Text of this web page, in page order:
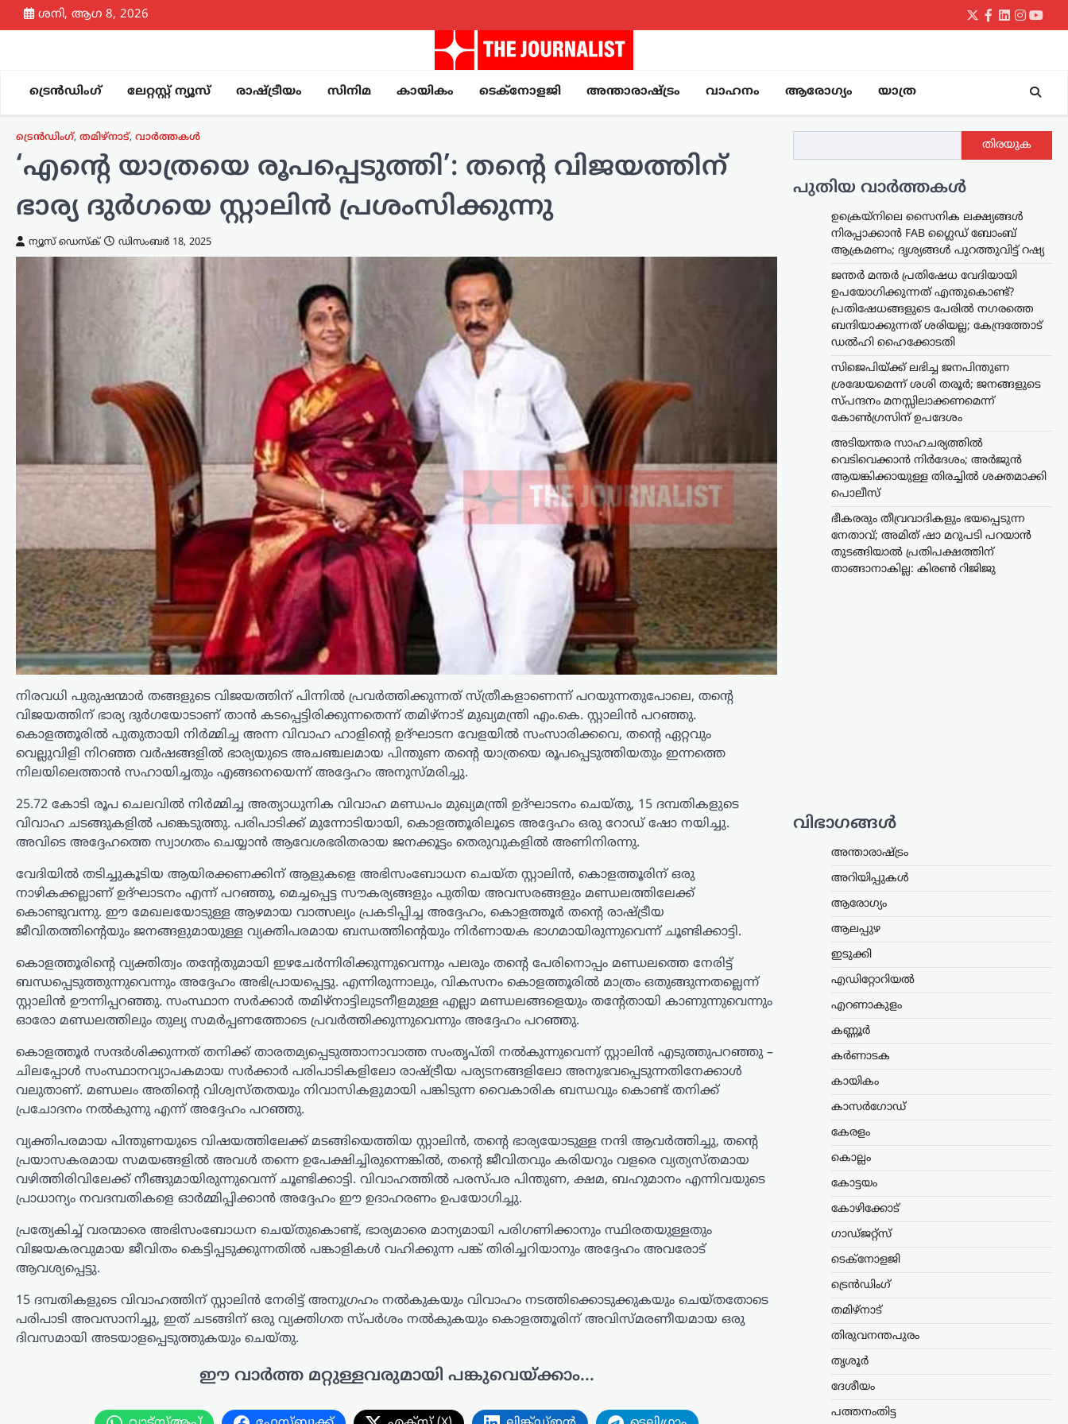
Skip
to
ശനി, ആഗ 8, 2026
Twitter
Facebook
LinkedIn
ട്രെൻഡിംഗ് ലേറ്റസ്റ്റ് ന്യൂസ് രാഷ്ട്രീയം സിനിമ കായികം ടെക്നോളജി അന്താരാഷ്ട്രം വാഹനം ആരോഗ്യം യാത്ര
ട്രെൻഡിംഗ്, തമിഴ്നാട്, വാർത്തകൾ
‘എന്റെ യാത്രയെ രൂപപ്പെടുത്തി’: തന്റെ വിജയത്തിന്
ഭാര്യ ദുർഗയെ സ്റ്റാലിൻ പ്രശംസിക്കുന്നു
ന്യൂസ് ഡെസ്ക് ഡിസംബർ 18, 2025
നിരവധി പുരുഷന്മാർ തങ്ങളുടെ വിജയത്തിന് പിന്നിൽ പ്രവർത്തിക്കുന്നത് സ്ത്രീകളാണെന്ന് പറയുന്നതുപോലെ, തന്റെ
വിജയത്തിന് ഭാര്യ ദുർഗയോടാണ് താൻ കടപ്പെട്ടിരിക്കുന്നതെന്ന് തമിഴ്‌നാട് മുഖ്യമന്ത്രി എം.കെ. സ്റ്റാലിൻ പറഞ്ഞു.
കൊളത്തൂരിൽ പുതുതായി നിർമ്മിച്ച അന്ന വിവാഹ ഹാളിന്റെ ഉദ്ഘാടന വേളയിൽ സംസാരിക്കവെ, തന്റെ ഏറ്റവും
വെല്ലുവിളി നിറഞ്ഞ വർഷങ്ങളിൽ ഭാര്യയുടെ അചഞ്ചലമായ പിന്തുണ തന്റെ യാത്രയെ രൂപപ്പെടുത്തിയതും ഇന്നത്തെ
നിലയിലെത്താൻ സഹായിച്ചതും എങ്ങനെയെന്ന് അദ്ദേഹം അനുസ്മരിച്ചു.
25.72 കോടി രൂപ ചെലവിൽ നിർമ്മിച്ച അത്യാധുനിക വിവാഹ മണ്ഡപം മുഖ്യമന്ത്രി ഉദ്ഘാടനം ചെയ്തു, 15 ദമ്പതികളുടെ
വിവാഹ ചടങ്ങുകളിൽ പങ്കെടുത്തു. പരിപാടിക്ക് മുന്നോടിയായി, കൊളത്തൂരിലൂടെ അദ്ദേഹം ഒരു റോഡ് ഷോ നയിച്ചു.
അവിടെ അദ്ദേഹത്തെ സ്വാഗതം ചെയ്യാൻ ആവേശഭരിതരായ ജനക്കൂട്ടം തെരുവുകളിൽ അണിനിരന്നു.
വേദിയിൽ തടിച്ചുകൂടിയ ആയിരക്കണക്കിന് ആളുകളെ അഭിസംബോധന ചെയ്ത സ്റ്റാലിൻ, കൊളത്തൂരിന് ഒരു
നാഴികക്കല്ലാണ് ഉദ്ഘാടനം എന്ന് പറഞ്ഞു, മെച്ചപ്പെട്ട സൗകര്യങ്ങളും പുതിയ അവസരങ്ങളും മണ്ഡലത്തിലേക്ക്
കൊണ്ടുവന്നു. ഈ മേഖലയോടുള്ള ആഴമായ വാത്സല്യം പ്രകടിപ്പിച്ച അദ്ദേഹം, കൊളത്തൂർ തന്റെ രാഷ്ട്രീയ
ജീവിതത്തിന്റെയും ജനങ്ങളുമായുള്ള വ്യക്തിപരമായ ബന്ധത്തിന്റെയും നിർണായക ഭാഗമായിരുന്നുവെന്ന് ചൂണ്ടിക്കാട്ടി.
കൊളത്തൂരിന്റെ വ്യക്തിത്വം തന്റേതുമായി ഇഴചേർന്നിരിക്കുന്നുവെന്നും പലരും തന്റെ പേരിനൊപ്പം മണ്ഡലത്തെ നേരിട്ട്
ബന്ധപ്പെടുത്തുന്നുവെന്നും അദ്ദേഹം അഭിപ്രായപ്പെട്ടു. എന്നിരുന്നാലും, വികസനം കൊളത്തൂരിൽ മാത്രം ഒതുങ്ങുന്നതല്ലെന്ന്
സ്റ്റാലിൻ ഊന്നിപ്പറഞ്ഞു. സംസ്ഥാന സർക്കാർ തമിഴ്‌നാട്ടിലുടനീളമുള്ള എല്ലാ മണ്ഡലങ്ങളെയും തന്റേതായി കാണുന്നുവെന്നും
ഓരോ മണ്ഡലത്തിലും തുല്യ സമർപ്പണത്തോടെ പ്രവർത്തിക്കുന്നുവെന്നും അദ്ദേഹം പറഞ്ഞു.
കൊളത്തൂർ സന്ദർശിക്കുന്നത് തനിക്ക് താരതമ്യപ്പെടുത്താനാവാത്ത സംതൃപ്തി നൽകുന്നുവെന്ന് സ്റ്റാലിൻ എടുത്തുപറഞ്ഞു –
ചിലപ്പോൾ സംസ്ഥാനവ്യാപകമായ സർക്കാർ പരിപാടികളിലോ രാഷ്ട്രീയ പര്യടനങ്ങളിലോ അനുഭവപ്പെടുന്നതിനേക്കാൾ
വലുതാണ്. മണ്ഡലം അതിന്റെ വിശ്വസ്തതയും നിവാസികളുമായി പങ്കിടുന്ന വൈകാരിക ബന്ധവും കൊണ്ട് തനിക്ക്
പ്രചോദനം നൽകുന്നു എന്ന് അദ്ദേഹം പറഞ്ഞു.
വ്യക്തിപരമായ പിന്തുണയുടെ വിഷയത്തിലേക്ക് മടങ്ങിയെത്തിയ സ്റ്റാലിൻ, തന്റെ ഭാര്യയോടുള്ള നന്ദി ആവർത്തിച്ചു, തന്റെ
പ്രയാസകരമായ സമയങ്ങളിൽ അവൾ തന്നെ ഉപേക്ഷിച്ചിരുന്നെങ്കിൽ, തന്റെ ജീവിതവും കരിയറും വളരെ വ്യത്യസ്തമായ
വഴിത്തിരിവിലേക്ക് നീങ്ങുമായിരുന്നുവെന്ന് ചൂണ്ടിക്കാട്ടി. വിവാഹത്തിൽ പരസ്പര പിന്തുണ, ക്ഷമ, ബഹുമാനം എന്നിവയുടെ
പ്രാധാന്യം നവദമ്പതികളെ ഓർമ്മിപ്പിക്കാൻ അദ്ദേഹം ഈ ഉദാഹരണം ഉപയോഗിച്ചു.
പ്രത്യേകിച്ച് വരന്മാരെ അഭിസംബോധന ചെയ്തുകൊണ്ട്, ഭാര്യമാരെ മാന്യമായി പരിഗണിക്കാനും സ്ഥിരതയുള്ളതും
വിജയകരവുമായ ജീവിതം കെട്ടിപ്പടുക്കുന്നതിൽ പങ്കാളികൾ വഹിക്കുന്ന പങ്ക് തിരിച്ചറിയാനും അദ്ദേഹം അവരോട്
ആവശ്യപ്പെട്ടു.
15 ദമ്പതികളുടെ വിവാഹത്തിന് സ്റ്റാലിൻ നേരിട്ട് അനുഗ്രഹം നൽകുകയും വിവാഹം നടത്തിക്കൊടുക്കുകയും ചെയ്തതോടെ
പരിപാടി അവസാനിച്ചു, ഇത് ചടങ്ങിന് ഒരു വ്യക്തിഗത സ്പർശം നൽകുകയും കൊളത്തൂരിന് അവിസ്മരണീയമായ ഒരു
ദിവസമായി അടയാളപ്പെടുത്തുകയും ചെയ്തു.
ഈ വാർത്ത മറ്റുള്ളവരുമായി പങ്കുവെയ്ക്കാം...
തിരയുക
പുതിയ വാർത്തകൾ
ഉക്രെയ്നിലെ സൈനിക ലക്ഷ്യങ്ങൾ
നിരപ്പാക്കാൻ FAB ഗ്ലൈഡ് ബോംബ്
ആക്രമണം; ദൃശ്യങ്ങൾ പുറത്തുവിട്ട് റഷ്യ
ജന്തർ മന്തർ പ്രതിഷേധ വേദിയായി
ഉപയോഗിക്കുന്നത് എന്തുകൊണ്ട്?
പ്രതിഷേധങ്ങളുടെ പേരിൽ നഗരത്തെ
ബന്ദിയാക്കുന്നത് ശരിയല്ല; കേന്ദ്രത്തോട്
ഡൽഹി ഹൈക്കോടതി
സിജെപിയ്ക്ക് ലഭിച്ച ജനപിന്തുണ
ശ്രദ്ധേയമെന്ന് ശശി തരൂർ; ജനങ്ങളുടെ
സ്പന്ദനം മനസ്സിലാക്കണമെന്ന്
കോൺഗ്രസിന് ഉപദേശം
അടിയന്തര സാഹചര്യത്തിൽ
വെടിവെക്കാൻ നിർദേശം; അർജുൻ
ആയങ്കിക്കായുള്ള തിരച്ചിൽ ശക്തമാക്കി
പൊലീസ്
ഭീകരരും തീവ്രവാദികളും ഭയപ്പെടുന്ന
നേതാവ്; അമിത് ഷാ മറുപടി പറയാൻ
തുടങ്ങിയാൽ പ്രതിപക്ഷത്തിന്
താങ്ങാനാകില്ല: കിരൺ റിജിജു
വിഭാഗങ്ങൾ
അന്താരാഷ്ട്രം
അറിയിപ്പുകൾ
ആരോഗ്യം
ആലപ്പുഴ
ഇടുക്കി
എഡിറ്റോറിയൽ
എറണാകുളം
കണ്ണൂർ
കർണാടക
കായികം
കാസർഗോഡ്
കേരളം
കൊല്ലം
കോട്ടയം
കോഴിക്കോട്
ഗാഡ്ജറ്റ്സ്
ടെക്നോളജി
ട്രെൻഡിംഗ്
തമിഴ്നാട്
തിരുവനന്തപുരം
തൃശൂർ
ദേശീയം
പത്തനംതിട്ട
ട്രെൻഡിംഗ്,ദേശീയം ,രാഷ്ട്രീയം
ഭീകരരും
തീവ്രവാദികളും
ഭയപ്പെടുന്ന നേതാവ്;
അമിത് ഷാ മറുപടി
പറയാൻ തുടങ്ങിയാൽ
പ്രതിപക്ഷത്തിന്
താങ്ങാനാകില്ല: കിരൺ
റിജിജു
ന്യൂസ് ഡെസ്ക് ഓഗസ്റ്റ്‌ 7, 2026
അമിത് ഷായുടെ അസാന്നിധ്യം
ചൂണ്ടിക്കാട്ടി പ്രതിപക്ഷം പ്രതിഷേധം
ശക്തമാക്കുന്നതിനിടെ, അദ്ദേഹത്തിന്
പിന്തുണയുമായി കേന്ദ്ര പാർലമെന്ററി
കാര്യ മന്ത്രി കിരൺ റിജിജു
രംഗത്തെത്തി. അമിത്…
തമിഴ്നാട്,സിനിമ
വിജയ്‌ക്കെതിരായ
വിവാഹമോചന ഹർജി
പിൻവലിച്ച് ഭാര്യ
സംഗീത; കുടുംബ
കോടതിയിൽ കേസ്
അവസാനിച്ചു
ന്യൂസ് ഡെസ്ക് ഓഗസ്റ്റ്‌ 7, 2026
തമിഴ്‌നാട് മുഖ്യമന്ത്രി കൂടിയായ തമിഴ്‌നാട്
വെട്രി കഴകം അധ്യക്ഷൻ
വിജയ്‌ക്കെതിരെ ഭാര്യ സംഗീത
സമർപ്പിച്ചിരുന്ന വിവാഹമോചന
ഹർജിയും താമസാവകാശ ഹർജിയും
പിൻവലിച്ചു. ചെങ്കൽപ്പേട്ട് ജില്ലാ കുടുംബ
കോടതിയിലാണ്…
കേരളം,തിരുവനന്തപുരം,രാഷ്ട്രീയം
കേന്ദ്രത്തിന്റെ
നയത്തിനെതിരെ
ജനകീയ പ്രതിഷേധം
ശക്തമാക്കും;
മുന്നറിയിപ്പുമായി
സിപിഐഎം
ന്യൂസ് ഡെസ്ക് ഓഗസ്റ്റ്‌ 7, 2026